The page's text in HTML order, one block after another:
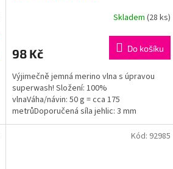
je
z
5
hvězdiček.
Skladem (28 ks)
98 Kč Do košíku
Výjimečně jemná merino vlna s úpravou
superwash! Složení: 100%
vlnaVáha/návin: 50 g = cca 175
metrůDoporučená síla jehlic: 3 mm
Instagram: #dropsbabymerino
Kód: 92985